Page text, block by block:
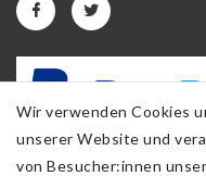
Wir verwenden Cookies
unserer Website und
von Besucher:innen